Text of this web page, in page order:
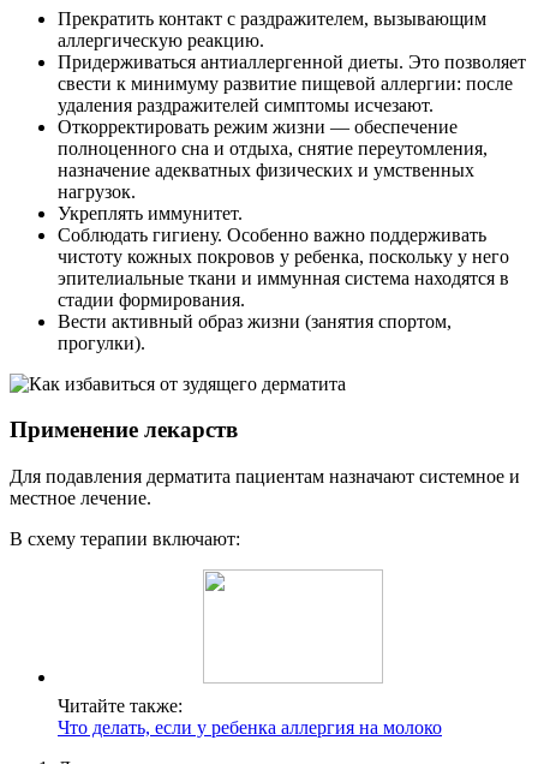
Прекратить контакт с раздражителем, вызывающим
аллергическую реакцию.
Придерживаться антиаллергенной диеты. Это позволяет
свести к минимуму развитие пищевой аллергии: после
удаления раздражителей симптомы исчезают.
Откорректировать режим жизни — обеспечение
полноценного сна и отдыха, снятие переутомления,
назначение адекватных физических и умственных
нагрузок.
Укреплять иммунитет.
Соблюдать гигиену. Особенно важно поддерживать
чистоту кожных покровов у ребенка, поскольку у него
эпителиальные ткани и иммунная система находятся в
стадии формирования.
Вести активный образ жизни (занятия спортом,
прогулки).
Применение лекарств
Для подавления дерматита пациентам назначают системное и
местное лечение.
В схему терапии включают:
Читайте также:
Что делать, если у ребенка аллергия на молоко